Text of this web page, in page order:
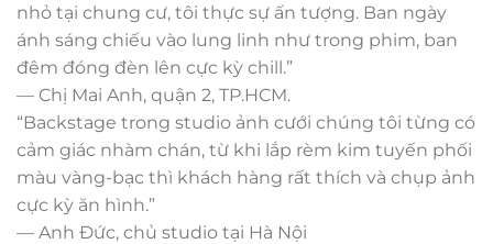
nhỏ tại chung cư, tôi thực sự ấn tượng. Ban ngày
ánh sáng chiếu vào lung linh như trong phim, ban
đêm đóng đèn lên cực kỳ chill.”
— Chị Mai Anh, quận 2, TP.HCM.
“Backstage trong studio ảnh cưới chúng tôi từng có
cảm giác nhàm chán, từ khi lắp rèm kim tuyến phối
màu vàng-bạc thì khách hàng rất thích và chụp ảnh
cực kỳ ăn hình.”
— Anh Đức, chủ studio tại Hà Nội